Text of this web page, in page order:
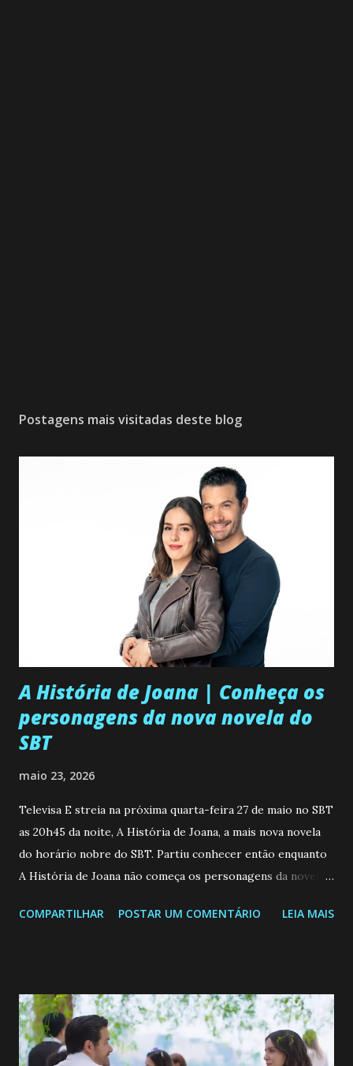
Postagens mais visitadas deste blog
A História de Joana | Conheça os
personagens da nova novela do
SBT
maio 23, 2026
Televisa E streia na próxima quarta-feira 27 de maio no SBT
as 20h45 da noite, A História de Joana, a mais nova novela
do horário nobre do SBT. Partiu conhecer então enquanto
A História de Joana não começa os personagens da novela?
de 25/05/26 a 31/05/26 JOANA GUADALUPE (Camila
permanecer virgem até encontrar o homem que realmente
ama, o que não é fácil, já que dedica todas as suas energias a
se aprimorar, trabalhando, estudando e se orgulhando de
COMPARTILHAR POSTAR UM COMENTÁRIO LEIA MAIS